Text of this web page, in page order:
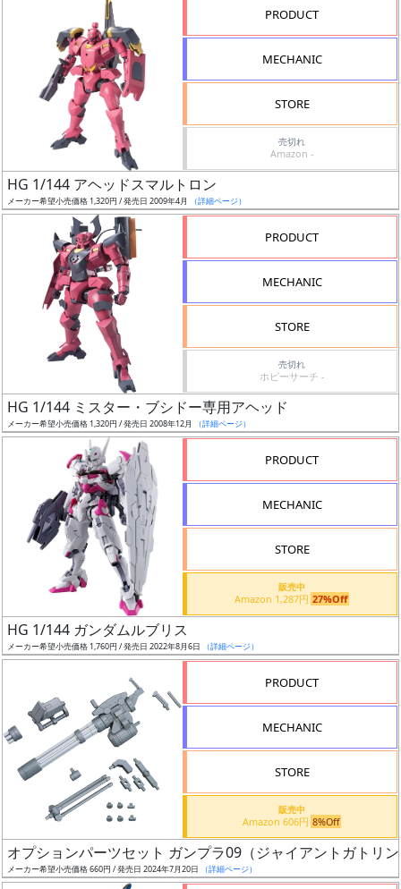
グ
レ
ル
ー
ズ・
ル
況
売
PRODUCT
MECHANIC
STORE
売切れ
Amazon -
HG 1/144 アヘッドスマルトロン
メーカー希望小売価格 1,320円 / 発売日 2009年4月 （詳細ページ）
PRODUCT
MECHANIC
STORE
売切れ
ホビーサーチ -
HG 1/144 ミスター・ブシドー専用アヘッド
メーカー希望小売価格 1,320円 / 発売日 2008年12月 （詳細ページ）
PRODUCT
MECHANIC
STORE
販売中
Amazon 1,287円 27%Off
HG 1/144 ガンダムルブリス
メーカー希望小売価格 1,760円 / 発売日 2022年8月6日 （詳細ページ）
PRODUCT
MECHANIC
STORE
販売中
Amazon 606円 8%Off
オプションパーツセット ガンプラ09（ジャイアントガトリ
メーカー希望小売価格 660円 / 発売日 2024年7月20日 （詳細ページ）